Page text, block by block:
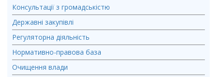
Консультації з громадськістю
Державні закупівлі
Регуляторна діяльність
Нормативно-правова база
Очищення влади